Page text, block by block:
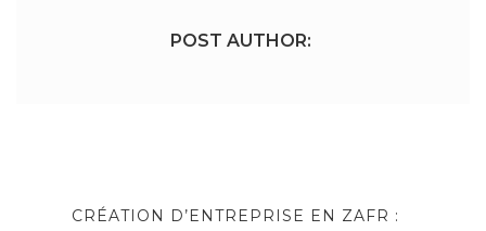
POST AUTHOR:
PREVIOUS
CRÉATION D’ENTREPRISE EN ZAFR :